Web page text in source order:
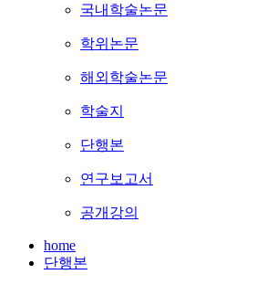
국내학술논문
학위논문
해외학술논문
학술지
단행본
연구보고서
공개강의
home
단행본